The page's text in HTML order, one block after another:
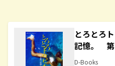
とろとろ
記憶。
D-Books